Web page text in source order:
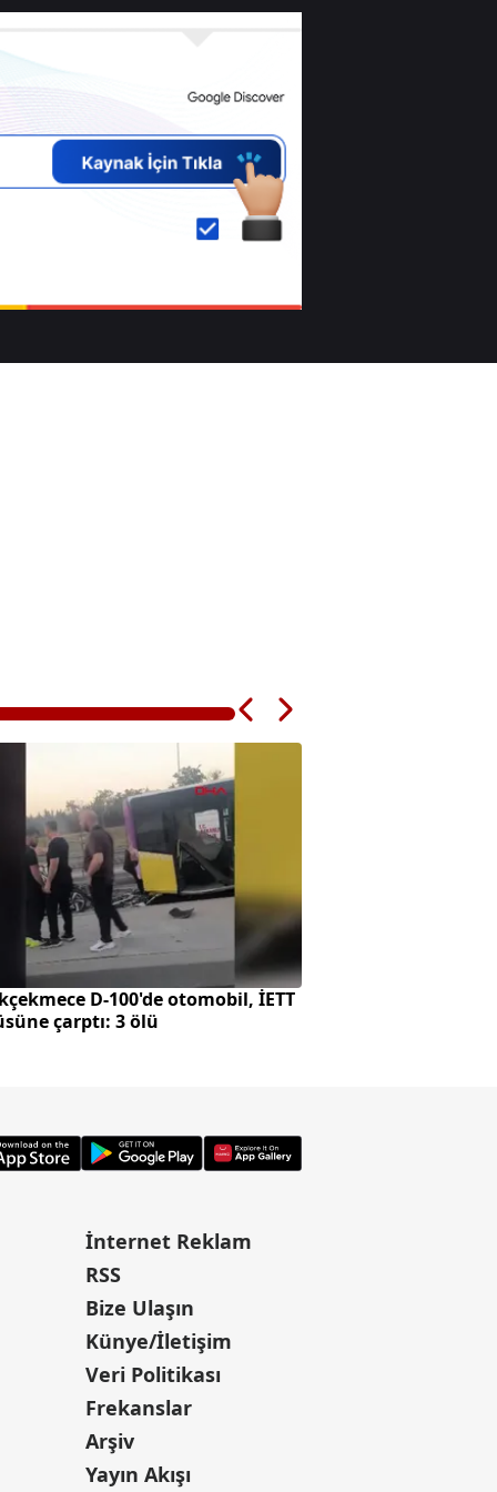
D-100'de otomobil, İETT
çarptı: 3 ölü
İnternet Reklam
RSS
Bize Ulaşın
Künye/İletişim
Veri Politikası
Frekanslar
Arşiv
Yayın Akışı